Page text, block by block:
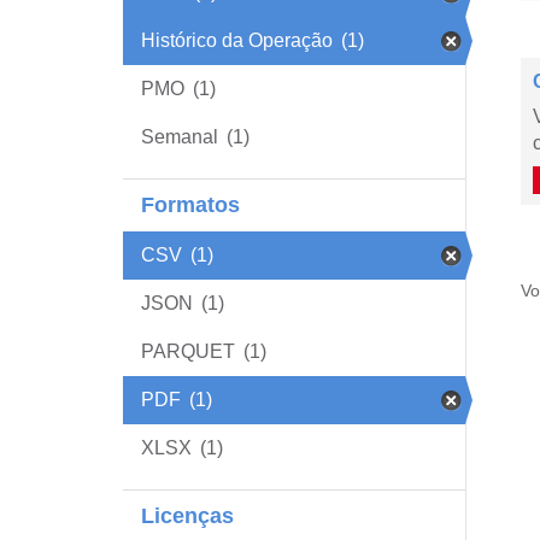
Histórico da Operação (1)
PMO (1)
Semanal (1)
Formatos
CSV (1)
JSON (1)
PARQUET (1)
PDF (1)
XLSX (1)
Licenças